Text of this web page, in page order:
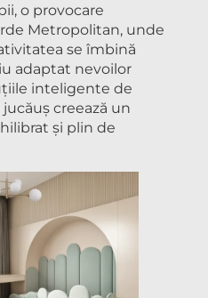
o provocare
Metropolitan, unde
se îmbină
adaptat nevoilor
inteligente de
creează un
și plin de